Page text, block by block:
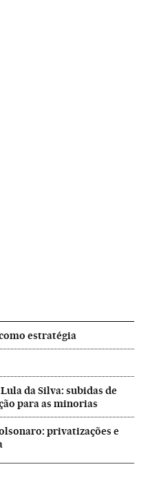
estratégia
da Silva: subidas de
para as minorias
privatizações e